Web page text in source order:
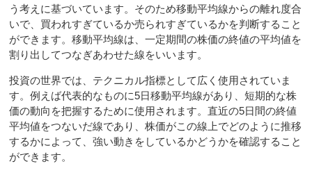
う考えに基づいています。そのため移動平均線からの離れ度合
いで、買われすぎているか売られすぎているかを判断すること
ができます。移動平均線は、一定期間の株価の終値の平均値を
割り出してつなぎあわせた線をいいます。
投資の世界では、テクニカル指標として広く使用されていま
す。例えば代表的なものに5日移動平均線があり、短期的な株
価の動向を把握するために使用されます。直近の5日間の終値
平均値をつないだ線であり、株価がこの線上でどのように推移
するかによって、強い動きをしているかどうかを確認すること
ができます。